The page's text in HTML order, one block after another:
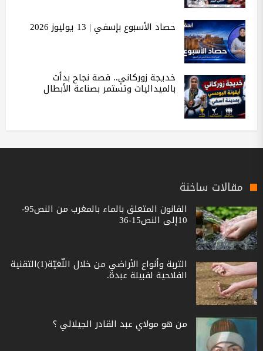
حصاد الأسبوع بإسفي | 13 يوليوز 2026
خديجة زوركاني.. قصة نجاح بدأت
بالميداليات وتستمر بصناعة الأبطال
مقالات ساخنة
القانون المتعلق بالماء بالمغرب من النص95-
10إلى النص15-36
التربة وأنواع الأراضي من خلال اللّغيّة(1)التقنية
الفلاحية لقبيلة عبدة.
من هو مولاي عبد القادر الجيلالي ؟